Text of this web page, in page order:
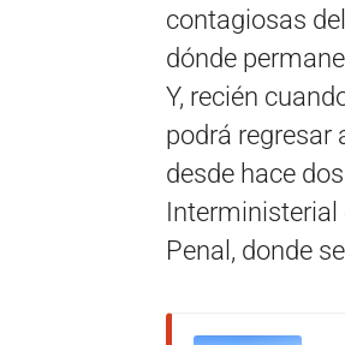
contagiosas
dónde
Y, recién
podrá regresar
desde hace
Interministerial
Penal, donde